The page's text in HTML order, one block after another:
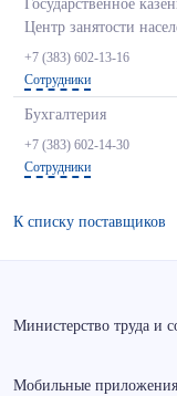
Государственное
Центр занятости
+7 (383) 602-13-16
Сотрудники
Бухгалтерия
+7 (383) 602-14-30
Сотрудники
К списку поставщиков
Министерство труда и
Мобильные приложения